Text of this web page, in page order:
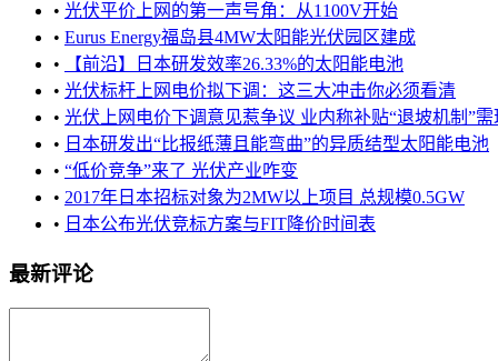
• 光伏平价上网的第一声号角：从1100V开始
• Eurus Energy福岛县4MW太阳能光伏园区建成
•
【前沿】日本研发效率26.33%的太阳能电池
• 光伏标杆上网电价拟下调：这三大冲击你必须看清
• 光伏上网电价下调意见惹争议 业内称补贴“退坡机制”需
• 日本研发出“比报纸薄且能弯曲”的异质结型太阳能电池
• “低价竞争”来了 光伏产业咋变
• 2017年日本招标对象为2MW以上项目 总规模0.5GW
• 日本公布光伏竞标方案与FIT降价时间表
最新评论